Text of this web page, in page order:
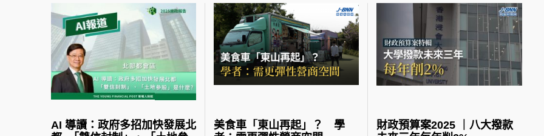
AI 導讀：政府多招加快發展北
美食車「東山再起」？ 學
財政預算案2025 ｜八大撥款